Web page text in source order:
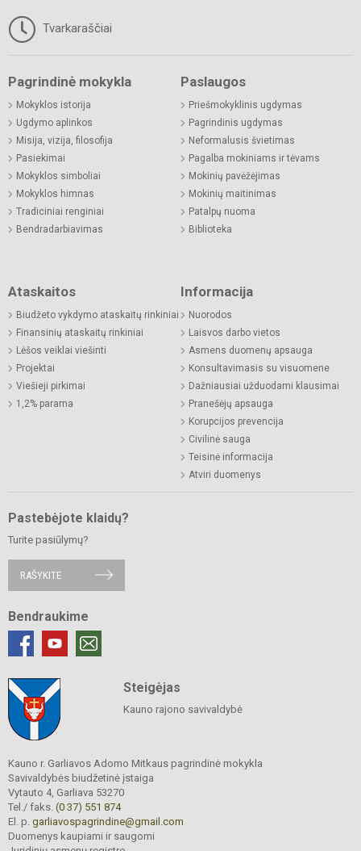
Tvarkaraščiai
Pagrindinė mokykla
Mokyklos istorija
Ugdymo aplinkos
Misija, vizija, filosofija
Pasiekimai
Mokyklos simboliai
Mokyklos himnas
Tradiciniai renginiai
Bendradarbiavimas
Paslaugos
Priešmokyklinis ugdymas
Pagrindinis ugdymas
Neformalusis švietimas
Pagalba mokiniams ir tėvams
Mokinių pavėžėjimas
Mokinių maitinimas
Patalpų nuoma
Biblioteka
Ataskaitos
Biudžeto vykdymo ataskaitų rinkiniai
Finansinių ataskaitų rinkiniai
Lėšos veiklai viešinti
Projektai
Viešieji pirkimai
1,2% parama
Informacija
Nuorodos
Laisvos darbo vietos
Asmens duomenų apsauga
Konsultavimasis su visuomene
Dažniausiai užduodami klausimai
Pranešėjų apsauga
Korupcijos prevencija
Civilinė sauga
Teisinė informacija
Atviri duomenys
Pastebėjote klaidų?
Turite pasiūlymų?
RAŠYKITE
Bendraukime
Steigėjas
Kauno rajono savivaldybė
Kauno r. Garliavos Adomo Mitkaus pagrindinė mokykla
Savivaldybės biudžetinė įstaiga
Vytauto 4, Garliava 53270
Tel./ faks. (0 37) 551 874
El. p. garliavospagrindine@gmail.com
Duomenys kaupiami ir saugomi